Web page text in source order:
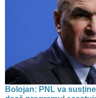
Bolojan: PNL va